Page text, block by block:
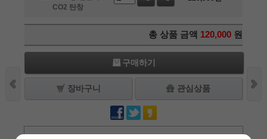
CO2 탄창
총 상품 금액 120,000 원
구매하기
장바구니 관심상품